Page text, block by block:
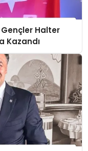
Halter
Kazandı